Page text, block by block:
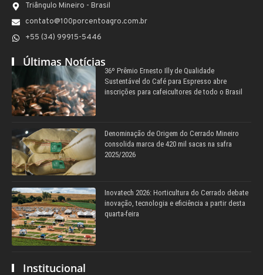
Triângulo Mineiro - Brasil
contato@100porcentoagro.com.br
+55 (34) 99915-5446
Últimas Notícias
36º Prêmio Ernesto Illy de Qualidade
Sustentável do Café para Espresso abre
inscrições para cafeicultores de todo o Brasil
Denominação de Origem do Cerrado Mineiro
consolida marca de 420 mil sacas na safra
2025/2026
Inovatech 2026: Horticultura do Cerrado debate
inovação, tecnologia e eficiência a partir desta
quarta-feira
Institucional